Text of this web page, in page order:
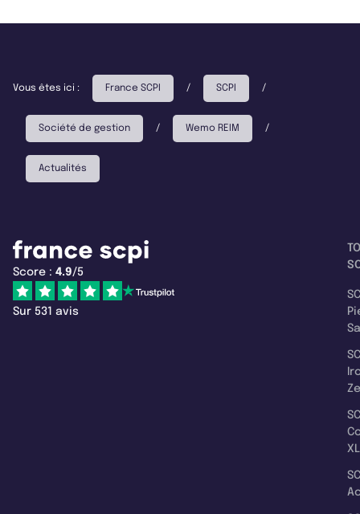
Vous êtes ici : France SCPI / SCPI /
Société de gestion / Wemo REIM /
Actualités
Score : 4.9/5
Sur 531 avis
XL